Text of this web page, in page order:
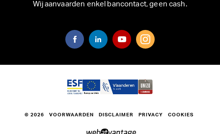
Wij aanvaarden enkel bancontact, geen cash.
© 2026 VOORWAARDEN DISCLAIMER PRIVACY COOKIES